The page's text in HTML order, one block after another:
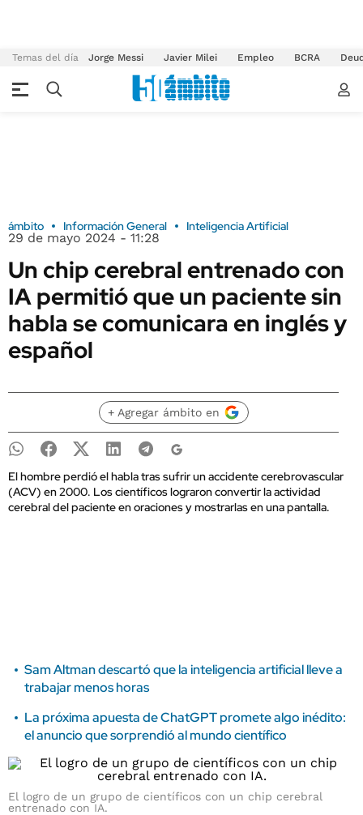
Temas del día Jorge Messi Javier Milei Empleo BCRA
ámbito Información General Inteligencia Artificial
29 de mayo 2024 - 11:28
Un chip cerebral entrenado con
IA permitió que un paciente sin
habla se comunicara en inglés y
español
+ Agregar ámbito en
El hombre perdió el habla tras sufrir un accidente cerebrovascular
(ACV) en 2000. Los científicos lograron convertir la actividad
cerebral del paciente en oraciones y mostrarlas en una pantalla.
Sam Altman descartó que la inteligencia artificial lleve a
trabajar menos horas
La próxima apuesta de ChatGPT promete algo inédito:
el anuncio que sorprendió al mundo científico
El logro de un grupo de científicos con un chip cerebral
entrenado con IA.